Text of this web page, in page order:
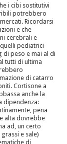
i cibi sostitutivi
potrebbero
Ricordarsi
e che
cerebrali e
pediatrici
di peso e mai al di
tutti di ultima
di catarro
Cortisone a
anche la
dipendenza:
pena
alta dovrebbe
ad, un certo
e sale)
di